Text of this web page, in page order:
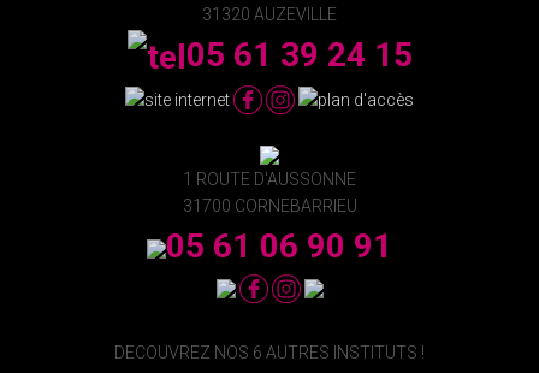
31320 AUZEVILLE
05 61 39 24 15
1 ROUTE D'AUSSONNE
31700 CORNEBARRIEU
05 61 06 90 91
DECOUVREZ NOS 6 AUTRES INSTITUTS !